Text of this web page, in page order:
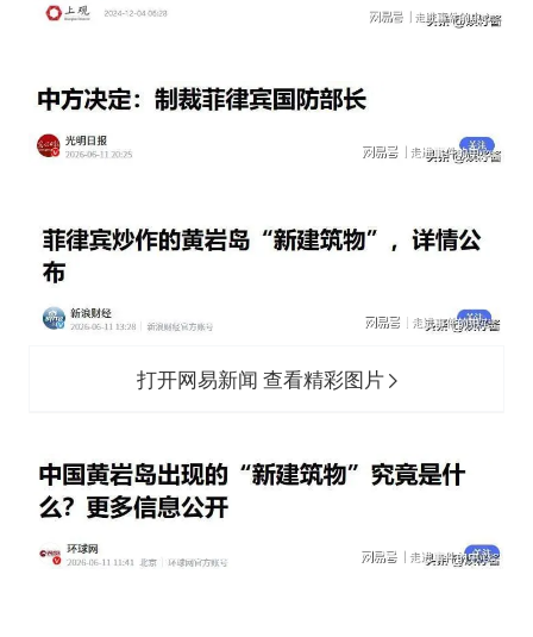
打开网易新闻 查看精彩图片